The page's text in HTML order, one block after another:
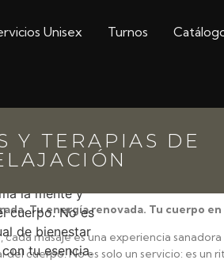
Unisex Turnos
Y TERAPIAS DE
Tu energía renovada. Tu cuerpo
cada masaje es una experiencia
del cuerpo. No es solo un servicio: es